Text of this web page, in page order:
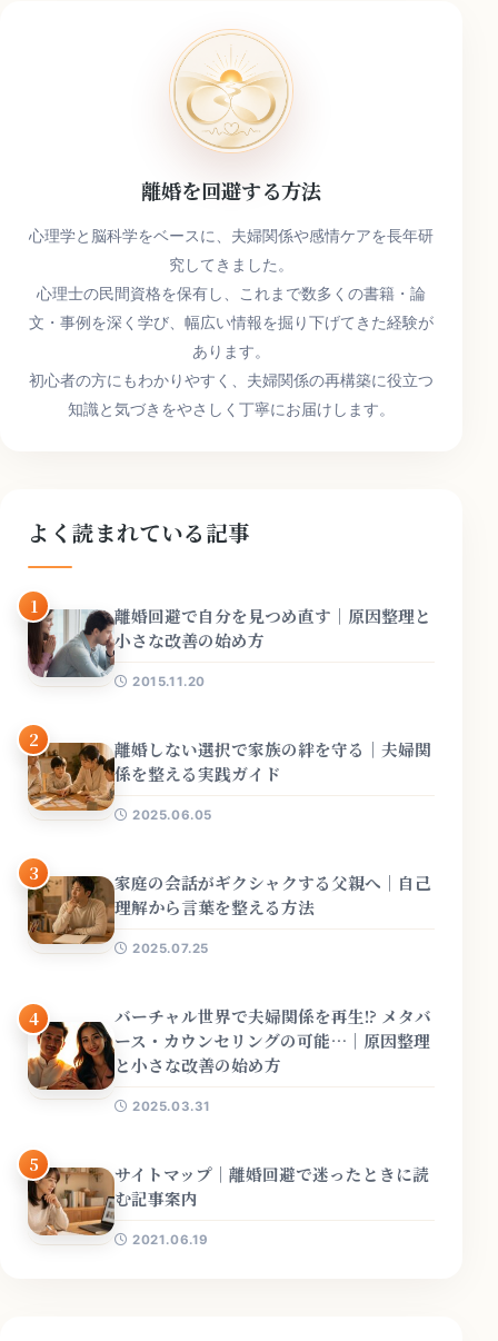
離婚を回避する方法
心理学と脳科学をベースに、夫婦関係や感情ケアを長年研
究してきました。
心理士の民間資格を保有し、これまで数多くの書籍・論
文・事例を深く学び、幅広い情報を掘り下げてきた経験が
あります。
初心者の方にもわかりやすく、夫婦関係の再構築に役立つ
知識と気づきをやさしく丁寧にお届けします。
よく読まれている記事
1
離婚回避で自分を見つめ直す｜原因整理と
小さな改善の始め方
2015.11.20
2
離婚しない選択で家族の絆を守る｜夫婦関
係を整える実践ガイド
2025.06.05
3
家庭の会話がギクシャクする父親へ｜自己
理解から言葉を整える方法
2025.07.25
4
バーチャル世界で夫婦関係を再生!? メタバ
ース・カウンセリングの可能…｜原因整理
と小さな改善の始め方
2025.03.31
5
サイトマップ｜離婚回避で迷ったときに読
む記事案内
2021.06.19